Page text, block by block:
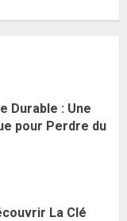
Durable : Une
pour Perdre du
La Clé